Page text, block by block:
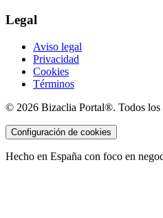
Legal
Aviso legal
Privacidad
Cookies
Términos
© 2026 Bizaclia Portal®. Todos los
Configuración de cookies
Hecho en España con foco en